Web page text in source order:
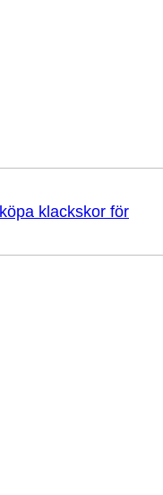
klackskor för